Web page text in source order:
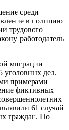
среди
в полицию
трудового
работодатель
миграции
уголовных дел.
примерами
фиктивных
61 случай
граждан. По